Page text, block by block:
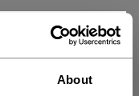
About
des
Unis ?
qui évacue